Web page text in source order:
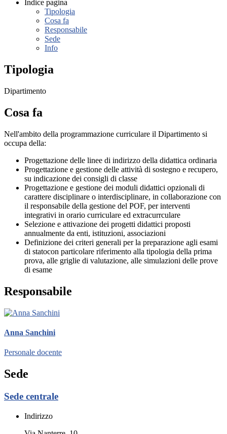
Indice pagina
Tipologia
Cosa fa
Responsabile
Sede
Info
Tipologia
Dipartimento
Cosa fa
Nell'ambito della programmazione curriculare il Dipartimento si
occupa della:
Progettazione delle linee di indirizzo della didattica ordinaria
Progettazione e gestione delle attività di sostegno e recupero,
su indicazione dei consigli di classe
Progettazione e gestione dei moduli didattici opzionali di
carattere disciplinare o interdisciplinare, in collaborazione con
il responsabile della gestione del POF, per interventi
integrativi in orario curriculare ed extracurrculare
Selezione e attivazione dei progetti didattici proposti
annualmente da enti, istituzioni, associazioni
Definizione dei criteri generali per la preparazione agli esami
di statocon particolare riferimento alla tipologia della prima
prova, alle griglie di valutazione, alle simulazioni delle prove
di esame
Responsabile
Anna Sanchini
Personale docente
Sede
Sede centrale
Indirizzo